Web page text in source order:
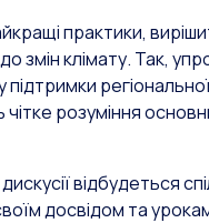
практики,
змін клімату. Так,
розуміння
відбудеться
досвідом та